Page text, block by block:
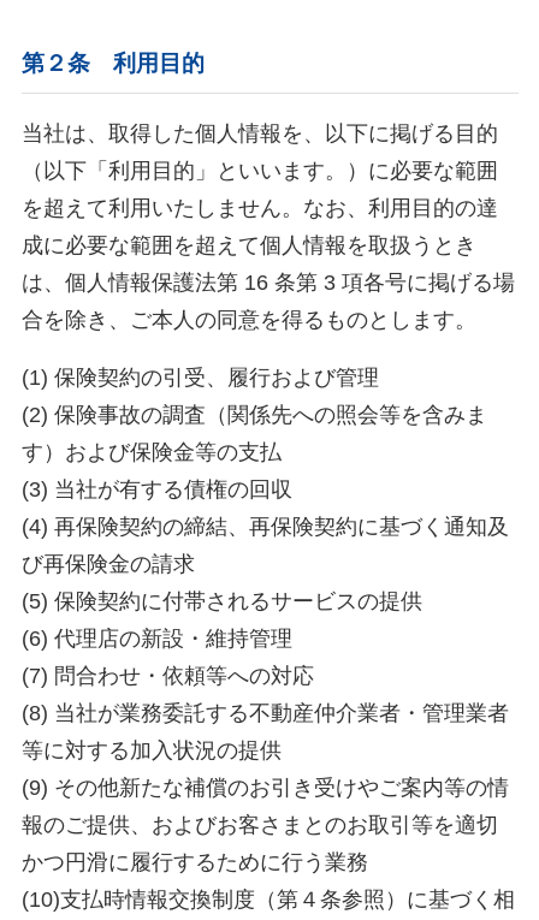
第２条 利用目的
当社は、取得した個人情報を、以下に掲げる目的
（以下「利用目的」といいます。）に必要な範囲
を超えて利用いたしません。なお、利用目的の達
成に必要な範囲を超えて個人情報を取扱うとき
は、個人情報保護法第 16 条第 3 項各号に掲げる場
合を除き、ご本人の同意を得るものとします。
(1) 保険契約の引受、履行および管理
(2) 保険事故の調査（関係先への照会等を含みま
す）および保険金等の支払
(3) 当社が有する債権の回収
(4) 再保険契約の締結、再保険契約に基づく通知及
び再保険金の請求
(5) 保険契約に付帯されるサービスの提供
(6) 代理店の新設・維持管理
(7) 問合わせ・依頼等への対応
(8) 当社が業務委託する不動産仲介業者・管理業者
等に対する加入状況の提供
(9) その他新たな補償のお引き受けやご案内等の情
報のご提供、およびお客さまとのお取引等を適切
かつ円滑に履行するために行う業務
(10)支払時情報交換制度（第４条参照）に基づく相